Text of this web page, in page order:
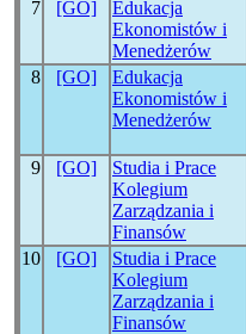
7 [GO]
Edukacja
Ekonomistów i
Menedżerów
8 [GO]
Edukacja
Ekonomistów i
Menedżerów
9
[GO]
Studia i Prace
Kolegium
Zarządzania i
Finansów
10 [GO]
Studia i Prace
Kolegium
Zarządzania i
Finansów